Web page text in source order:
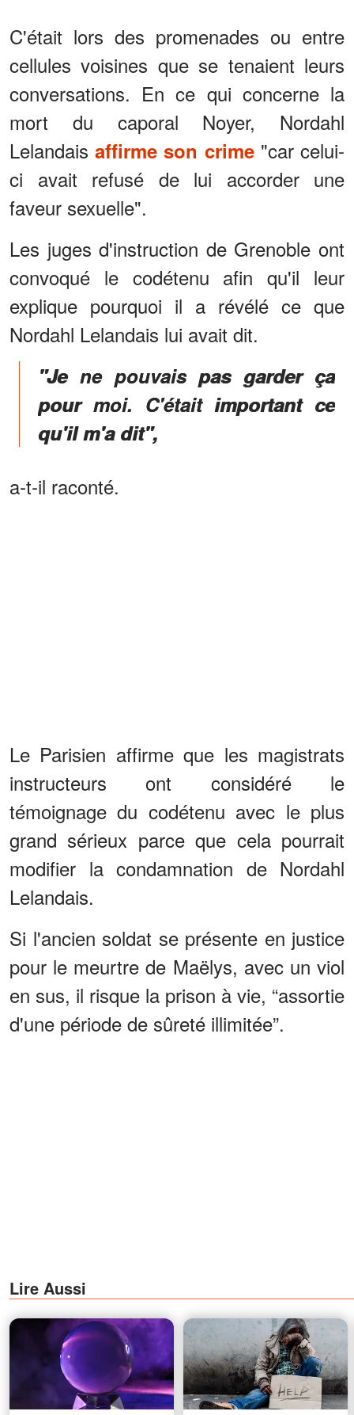
C'était lors des promenades ou entre
cellules voisines que se tenaient leurs
conversations. En ce qui concerne la
mort du caporal Noyer, Nordahl
Lelandaisaffirme son crime"car celui-
ci avait refusé de lui accorder une
faveur sexuelle".
Les juges d'instruction de Grenoble ont
convoqué le codétenu afin qu'il leur
explique pourquoi il a révélé ce que
Nordahl Lelandais lui avait dit.
"Je ne pouvais pas garder ça
pour moi. C'était important ce
qu'il m'a dit",
a-t-il raconté.
Le Parisien affirme que les magistrats
instructeurs ont considéré le
témoignage du codétenu avec le plus
grand sérieux parce que cela pourrait
modifier la condamnation de Nordahl
Lelandais.
Si l'ancien soldat se présente en justice
pour le meurtre de Maëlys, avec un viol
en sus, il risque la prison à vie, “assortie
d'une période de sûreté illimitée”.
Lire Aussi